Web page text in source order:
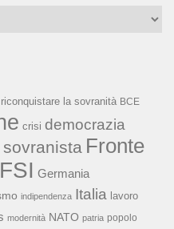
la sovranità BCE
crisi democrazia
Fronte
FSI Germania
indipendenza Italia lavoro
modernità NATO patria popolo